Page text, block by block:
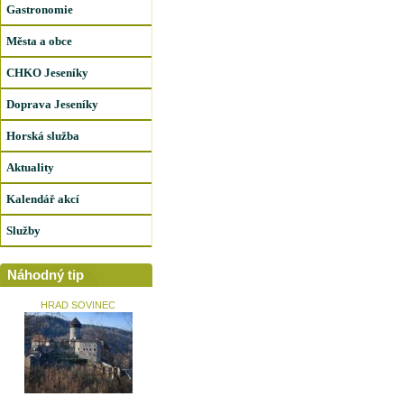
Gastronomie
Města a obce
CHKO Jeseníky
Doprava Jeseníky
Horská služba
Aktuality
Kalendář akcí
Služby
Náhodný tip
HRAD SOVINEC